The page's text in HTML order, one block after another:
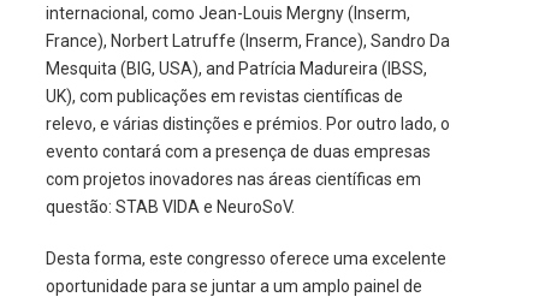
internacional, como Jean-Louis Mergny (Inserm,
France), Norbert Latruffe (Inserm, France), Sandro Da
Mesquita (BIG, USA), and Patrícia Madureira (IBSS,
UK), com publicações em revistas científicas de
relevo, e várias distinções e prémios. Por outro lado, o
evento contará com a presença de duas empresas
com projetos inovadores nas áreas científicas em
questão: STAB VIDA e NeuroSoV.
Desta forma, este congresso oferece uma excelente
oportunidade para se juntar a um amplo painel de